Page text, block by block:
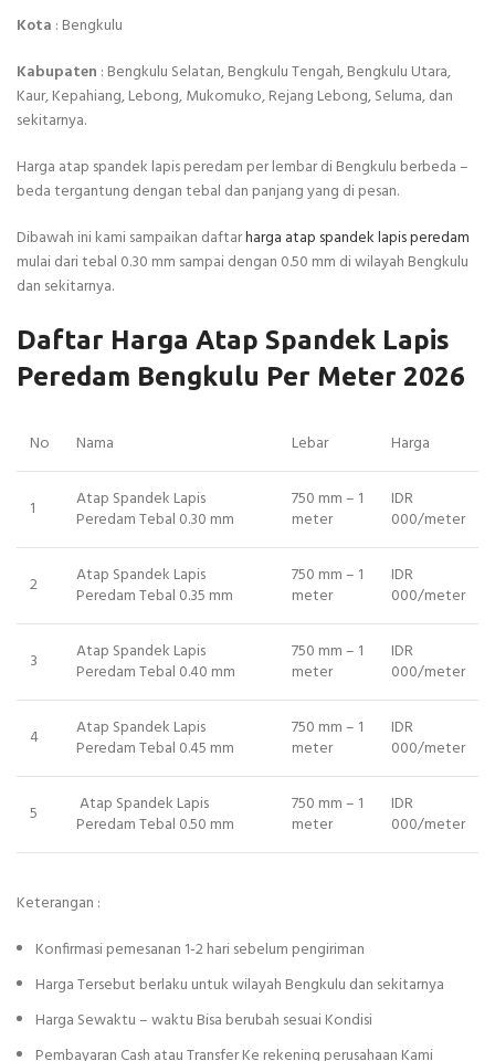
Kota : Bengkulu
Kabupaten : Bengkulu Selatan, Bengkulu Tengah, Bengkulu Utara,
Kaur, Kepahiang, Lebong, Mukomuko, Rejang Lebong, Seluma, dan
sekitarnya.
Harga atap spandek lapis peredam per lembar di Bengkulu berbeda –
beda tergantung dengan tebal dan panjang yang di pesan.
Dibawah ini kami sampaikan daftarharga atap spandek lapis peredam
mulai dari tebal 0.30 mm sampai dengan 0.50 mm di wilayah Bengkulu
dan sekitarnya.
Daftar Harga Atap Spandek Lapis
Peredam Bengkulu Per Meter 2026
No Nama Lebar Harga
1
Atap Spandek Lapis
Peredam Tebal 0.30 mm
750 mm – 1
meter
IDR
000/meter
2
Atap Spandek Lapis
Peredam Tebal 0.35 mm
750 mm – 1
meter
IDR
000/meter
3
Atap Spandek Lapis
Peredam Tebal 0.40 mm
750 mm – 1
meter
IDR
000/meter
4
Atap Spandek Lapis
Peredam Tebal 0.45 mm
750 mm – 1
meter
IDR
000/meter
5
Atap Spandek Lapis
Peredam Tebal 0.50 mm
750 mm – 1
meter
IDR
000/meter
Keterangan :
Konfirmasi pemesanan 1-2 hari sebelum pengiriman
Harga Tersebut berlaku untuk wilayah Bengkulu dan sekitarnya
Harga Sewaktu – waktu Bisa berubah sesuai Kondisi